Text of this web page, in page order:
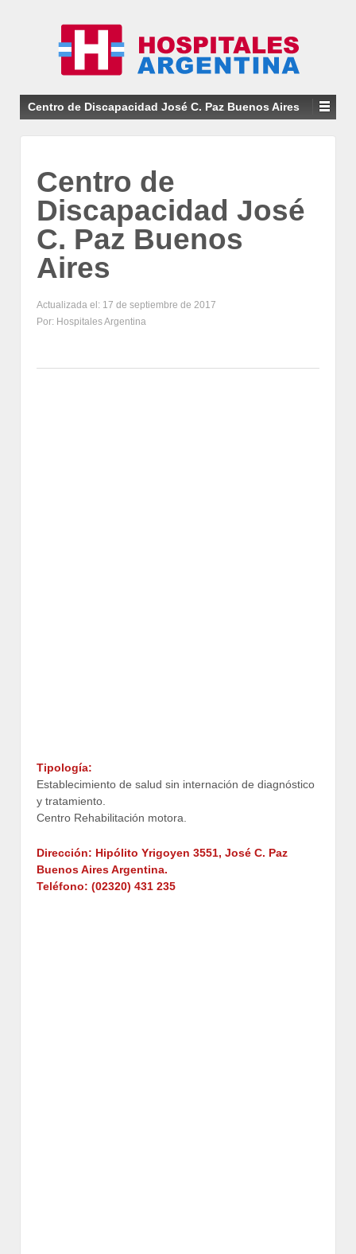
Centro de Discapacidad José C. Paz Buenos Aires
Centro de
Discapacidad José
C. Paz Buenos
Aires
Actualizada el: 17 de septiembre de 2017
Por: Hospitales Argentina
Tipología:
Establecimiento de salud sin internación de diagnóstico
y tratamiento.
Centro Rehabilitación motora.
Dirección: Hipólito Yrigoyen 3551, José C. Paz
Buenos Aires Argentina.
Teléfono: (02320) 431 235